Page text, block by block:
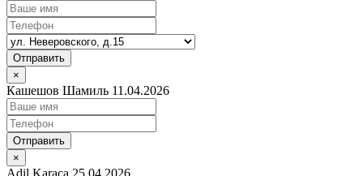
Отправить
×
Кашешов Шамиль 11.04.2026
Отправить
×
Adil Karaca 25.04.2026